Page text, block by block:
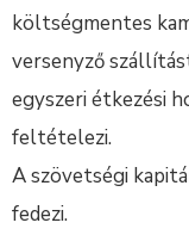
költségmentes
versenyző
egyszeri étkezési
feltételezi.
A szövetségi
fedezi.